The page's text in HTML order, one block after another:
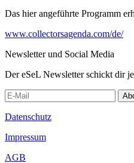
Das hier angeführte Programm
www.collectorsagenda.com/de/
Newsletter und Social Media
Der eSeL Newsletter schickt dir
Datenschutz
Impressum
AGB